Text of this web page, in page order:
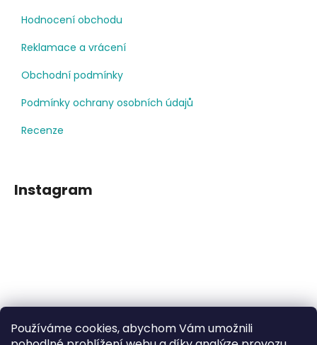
Používáme cookies, abychom Vám umožnili
Hodnocení obchodu
Reklamace a vrácení
Obchodní podmínky
Podmínky ochrany osobních údajů
Recenze
Instagram
Sledovat na Instagramu